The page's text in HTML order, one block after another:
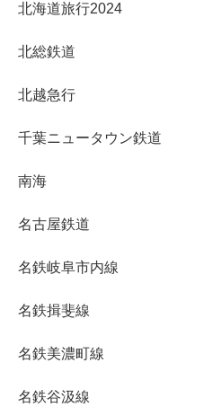
北海道旅行2024
北総鉄道
北越急行
千葉ニュータウン鉄道
南海
名古屋鉄道
名鉄岐阜市内線
名鉄揖斐線
名鉄美濃町線
名鉄谷汲線